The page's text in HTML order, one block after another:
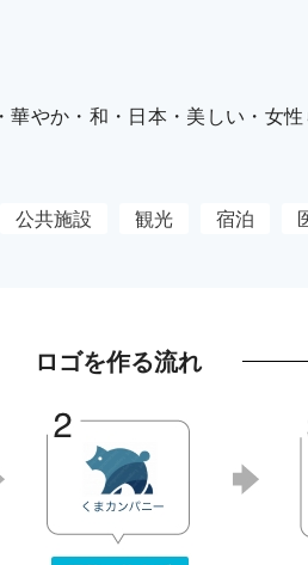
やか・和・日本・美しい・女
公共施設 観光 宿泊
ロゴを作る流れ